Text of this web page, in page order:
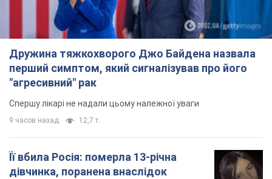
Дружина тяжкохворого Джо Байдена назвала
перший симптом, який сигналізував про його
"агресивний" рак
Спершу лікарі не надали цьому належної уваги
9 часов назад 12,7 т.
Її вбила Росія: померла 13-річна
дівчинка, поранена внаслідок